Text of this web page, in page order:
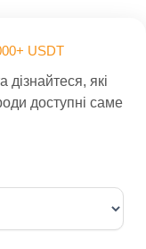
USDT
дізнайтеся, які
доступні саме